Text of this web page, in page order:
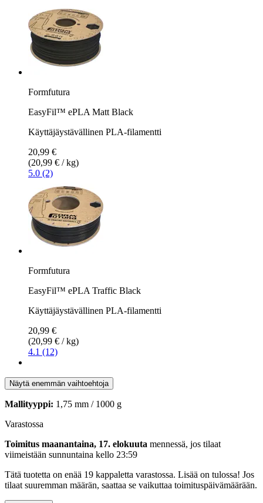
Formfutura
EasyFil™ ePLA Matt Black
Käyttäjäystävällinen PLA-filamentti
20,99 €
(20,99 € / kg)
5.0 (2)
Formfutura
EasyFil™ ePLA Traffic Black
Käyttäjäystävällinen PLA-filamentti
20,99 €
(20,99 € / kg)
4.1 (12)
Näytä enemmän vaihtoehtoja
Mallityyppi: 1,75 mm / 1000 g
Varastossa
Toimitus maanantaina, 17. elokuuta mennessä, jos tilaat
viimeistään sunnuntaina kello 23:59
Tätä tuotetta on enää 19 kappaletta varastossa. Lisää on tulossa! Jos
tilaat suuremman määrän, saattaa se vaikuttaa toimituspäivämäärään.